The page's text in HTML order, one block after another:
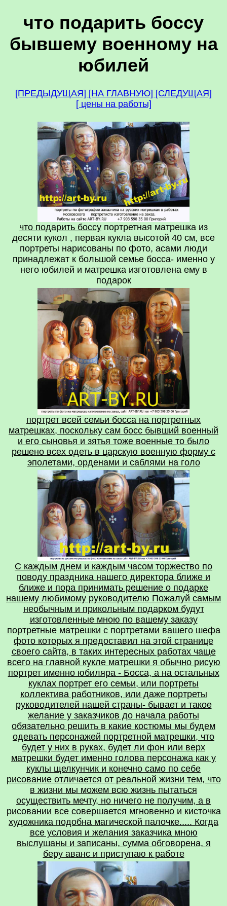
что подарить боссу
бывшему военному на
юбилей
[ПРЕДЫДУЩАЯ] [НА ГЛАВНУЮ] [СЛЕДУЩАЯ]
[ цены на работы]
что подарить боссу портретная матрешка из
десяти кукол , первая кукла высотой 40 см, все
портреты нарисованы по фото, асами люди
принадлежат к большой семье босса- именно у
него юбилей и матрешка изготовлена ему в
подарок
портрет всей семьи босса на портретных
матрешках, поскольку сам босс бывший военный
и его сыновья и зятья тоже военные то было
решено всех одеть в царскую военную форму с
эполетами, орденами и саблями на голо
С каждым днем и каждым часом торжество по
поводу праздника нашего директора ближе и
ближе и пора принимать решение о подарке
нашему любимому руководителю Пожалуй самым
необычным и прикольным подарком будут
изготовленные мною по вашему заказу
портретные матрешки с портретами вашего шефа
фото которых я предоставил на этой странице
своего сайта, в таких интересных работах чаще
всего на главной кукле матрешки я обычно рисую
портрет именно юбиляра - Босса, а на остальных
куклах портрет его семьи, или портреты
коллектива работников, или даже портреты
руководителей нашей страны- бывает и такое
желание у заказчиков до начала работы
обязательно решить в какие костюмы мы будем
одевать персонажей портретной матрешки, что
будет у них в руках, будет ли фон или верх
матрешки будет именно голова персонажа как у
куклы щелкунчик и конечно само по себе
рисование отличается от реальной жизни тем, что
в жизни мы можем всю жизнь пытаться
осуществить мечту, но ничего не получим, а в
рисовании все совершается мгновенно и кисточка
художника подобна магической палочке..... Когда
все условия и желания заказчика мною
выслушаны и записаны, сумма обговорена, я
беру аванс и приступаю к работе